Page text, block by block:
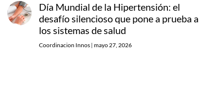
Día Mundial de la Hipertensión: el
desafío silencioso que pone a prueba a
los sistemas de salud
Coordinacion Innos | mayo 27, 2026